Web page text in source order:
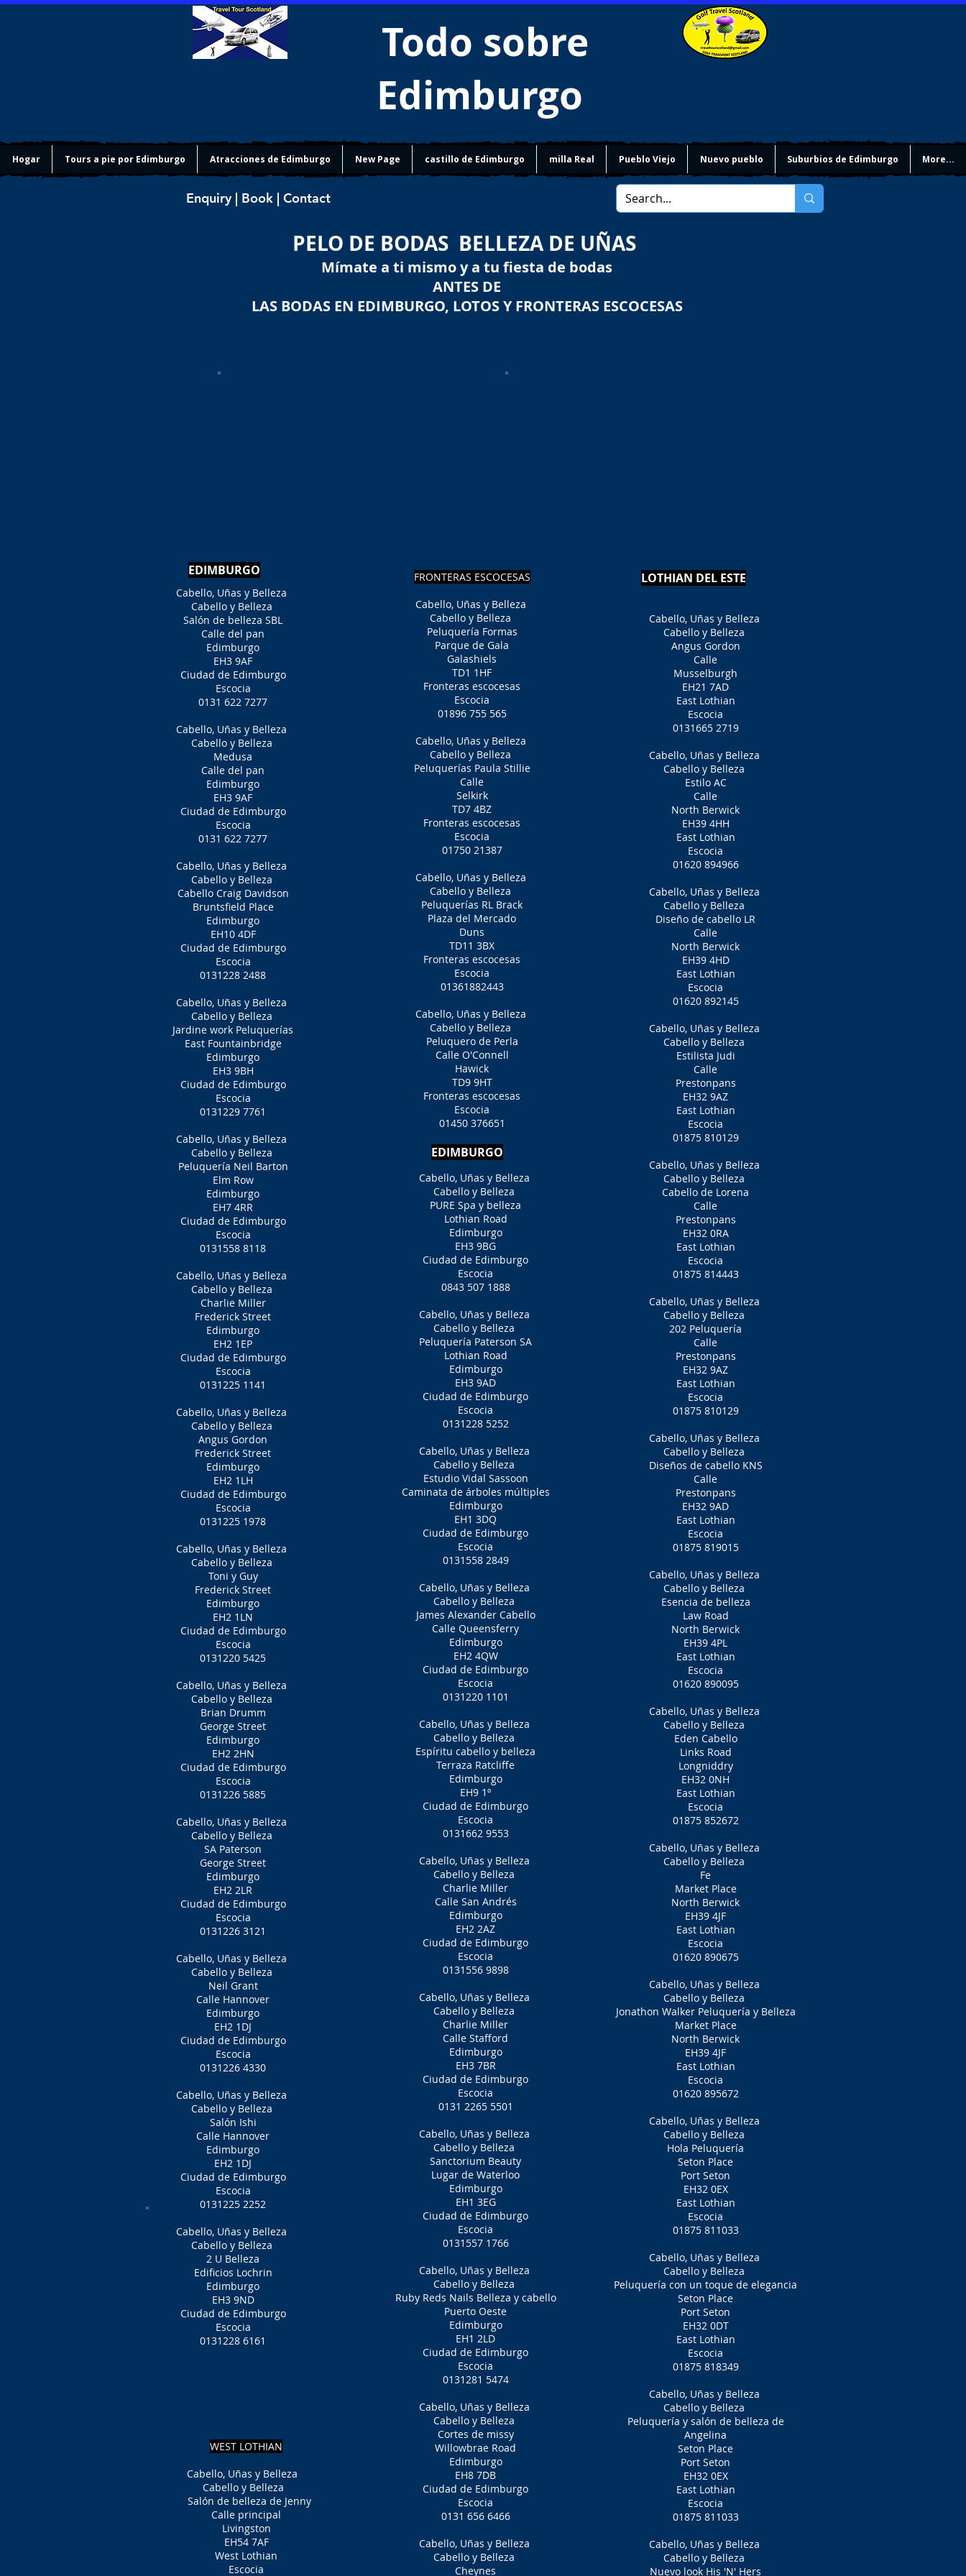
Todo sobre
Edimburgo
Hogar Tours a pie por Edimburgo Atracciones de Edimburgo New Page castillo de Edimburgo milla Real Pueblo Viejo Nuevo pueblo Suburbios de Edimburgo More...
Enquiry | Book | Contact
PELO DE BODAS BELLEZA DE UÑAS
Mímate a ti mismo y a tu fiesta de bodas
ANTES DE
LAS BODAS EN EDIMBURGO, LOTOS Y FRONTERAS ESCOCESAS
EDIMBURGO
Cabello, Uñas y Belleza
Cabello y Belleza
Salón de belleza SBL
Calle del pan
Edimburgo
EH3 9AF
Ciudad de Edimburgo
Escocia
0131 622 7277
Cabello, Uñas y Belleza
Cabello y Belleza
Medusa
Calle del pan
Edimburgo
EH3 9AF
Ciudad de Edimburgo
Escocia
0131 622 7277
Cabello, Uñas y Belleza
Cabello y Belleza
Cabello Craig Davidson
Bruntsfield Place
Edimburgo
EH10 4DF
Ciudad de Edimburgo
Escocia
0131228 2488
Cabello, Uñas y Belleza
Cabello y Belleza
Jardine work Peluquerías
East Fountainbridge
Edimburgo
EH3 9BH
Ciudad de Edimburgo
Escocia
0131229 7761
Cabello, Uñas y Belleza
Cabello y Belleza
Peluquería Neil Barton
Elm Row
Edimburgo
EH7 4RR
Ciudad de Edimburgo
Escocia
0131558 8118
Cabello, Uñas y Belleza
Cabello y Belleza
Charlie Miller
Frederick Street
Edimburgo
EH2 1EP
Ciudad de Edimburgo
Escocia
0131225 1141
Cabello, Uñas y Belleza
Cabello y Belleza
Angus Gordon
Frederick Street
Edimburgo
EH2 1LH
Ciudad de Edimburgo
Escocia
0131225 1978
Cabello, Uñas y Belleza
Cabello y Belleza
Toni y Guy
Frederick Street
Edimburgo
EH2 1LN
Ciudad de Edimburgo
Escocia
0131220 5425
Cabello, Uñas y Belleza
Cabello y Belleza
Brian Drumm
George Street
Edimburgo
EH2 2HN
Ciudad de Edimburgo
Escocia
0131226 5885
Cabello, Uñas y Belleza
Cabello y Belleza
SA Paterson
George Street
Edimburgo
EH2 2LR
Ciudad de Edimburgo
Escocia
0131226 3121
Cabello, Uñas y Belleza
Cabello y Belleza
Neil Grant
Calle Hannover
Edimburgo
EH2 1DJ
Ciudad de Edimburgo
Escocia
0131226 4330
Cabello, Uñas y Belleza
Cabello y Belleza
Salón Ishi
Calle Hannover
Edimburgo
EH2 1DJ
Ciudad de Edimburgo
Escocia
0131225 2252
Cabello, Uñas y Belleza
Cabello y Belleza
2 U Belleza
Edificios Lochrin
Edimburgo
EH3 9ND
Ciudad de Edimburgo
Escocia
0131228 6161
WEST LOTHIAN
Cabello, Uñas y Belleza
Cabello y Belleza
Salón de belleza de Jenny
Calle principal
Livingston
EH54 7AF
West Lothian
Escocia
FRONTERAS ESCOCESAS
Cabello, Uñas y Belleza
Cabello y Belleza
Peluquería Formas
Parque de Gala
Galashiels
TD1 1HF
Fronteras escocesas
Escocia
01896 755 565
Cabello, Uñas y Belleza
Cabello y Belleza
Peluquerías Paula Stillie
Calle
Selkirk
TD7 4BZ
Fronteras escocesas
Escocia
01750 21387
Cabello, Uñas y Belleza
Cabello y Belleza
Peluquerías RL Brack
Plaza del Mercado
Duns
TD11 3BX
Fronteras escocesas
Escocia
01361882443
Cabello, Uñas y Belleza
Cabello y Belleza
Peluquero de Perla
Calle O'Connell
Hawick
TD9 9HT
Fronteras escocesas
Escocia
01450 376651
EDIMBURGO
Cabello, Uñas y Belleza
Cabello y Belleza
PURE Spa y belleza
Lothian Road
Edimburgo
EH3 9BG
Ciudad de Edimburgo
Escocia
0843 507 1888
Cabello, Uñas y Belleza
Cabello y Belleza
Peluquería Paterson SA
Lothian Road
Edimburgo
EH3 9AD
Ciudad de Edimburgo
Escocia
0131228 5252
Cabello, Uñas y Belleza
Cabello y Belleza
Estudio Vidal Sassoon
Caminata de árboles múltiples
Edimburgo
EH1 3DQ
Ciudad de Edimburgo
Escocia
0131558 2849
Cabello, Uñas y Belleza
Cabello y Belleza
James Alexander Cabello
Calle Queensferry
Edimburgo
EH2 4QW
Ciudad de Edimburgo
Escocia
0131220 1101
Cabello, Uñas y Belleza
Cabello y Belleza
Espíritu cabello y belleza
Terraza Ratcliffe
Edimburgo
EH9 1º
Ciudad de Edimburgo
Escocia
0131662 9553
Cabello, Uñas y Belleza
Cabello y Belleza
Charlie Miller
Calle San Andrés
Edimburgo
EH2 2AZ
Ciudad de Edimburgo
Escocia
0131556 9898
Cabello, Uñas y Belleza
Cabello y Belleza
Charlie Miller
Calle Stafford
Edimburgo
EH3 7BR
Ciudad de Edimburgo
Escocia
0131 2265 5501
Cabello, Uñas y Belleza
Cabello y Belleza
Sanctorium Beauty
Lugar de Waterloo
Edimburgo
EH1 3EG
Ciudad de Edimburgo
Escocia
0131557 1766
Cabello, Uñas y Belleza
Cabello y Belleza
Ruby Reds Nails Belleza y cabello
Puerto Oeste
Edimburgo
EH1 2LD
Ciudad de Edimburgo
Escocia
0131281 5474
Cabello, Uñas y Belleza
Cabello y Belleza
Cortes de missy
Willowbrae Road
Edimburgo
EH8 7DB
Ciudad de Edimburgo
Escocia
0131 656 6466
Cabello, Uñas y Belleza
Cabello y Belleza
Cheynes
LOTHIAN DEL ESTE
Cabello, Uñas y Belleza
Cabello y Belleza
Angus Gordon
Calle
Musselburgh
EH21 7AD
East Lothian
Escocia
0131665 2719
Cabello, Uñas y Belleza
Cabello y Belleza
Estilo AC
Calle
North Berwick
EH39 4HH
East Lothian
Escocia
01620 894966
Cabello, Uñas y Belleza
Cabello y Belleza
Diseño de cabello LR
Calle
North Berwick
EH39 4HD
East Lothian
Escocia
01620 892145
Cabello, Uñas y Belleza
Cabello y Belleza
Estilista Judi
Calle
Prestonpans
EH32 9AZ
East Lothian
Escocia
01875 810129
Cabello, Uñas y Belleza
Cabello y Belleza
Cabello de Lorena
Calle
Prestonpans
EH32 0RA
East Lothian
Escocia
01875 814443
Cabello, Uñas y Belleza
Cabello y Belleza
202 Peluquería
Calle
Prestonpans
EH32 9AZ
East Lothian
Escocia
01875 810129
Cabello, Uñas y Belleza
Cabello y Belleza
Diseños de cabello KNS
Calle
Prestonpans
EH32 9AD
East Lothian
Escocia
01875 819015
Cabello, Uñas y Belleza
Cabello y Belleza
Esencia de belleza
Law Road
North Berwick
EH39 4PL
East Lothian
Escocia
01620 890095
Cabello, Uñas y Belleza
Cabello y Belleza
Eden Cabello
Links Road
Longniddry
EH32 0NH
East Lothian
Escocia
01875 852672
Cabello, Uñas y Belleza
Cabello y Belleza
Fe
Market Place
North Berwick
EH39 4JF
East Lothian
Escocia
01620 890675
Cabello, Uñas y Belleza
Cabello y Belleza
Jonathon Walker Peluquería y Belleza
Market Place
North Berwick
EH39 4JF
East Lothian
Escocia
01620 895672
Cabello, Uñas y Belleza
Cabello y Belleza
Hola Peluquería
Seton Place
Port Seton
EH32 0EX
East Lothian
Escocia
01875 811033
Cabello, Uñas y Belleza
Cabello y Belleza
Peluquería con un toque de elegancia
Seton Place
Port Seton
EH32 0DT
East Lothian
Escocia
01875 818349
Cabello, Uñas y Belleza
Cabello y Belleza
Peluquería y salón de belleza de
Angelina
Seton Place
Port Seton
EH32 0EX
East Lothian
Escocia
01875 811033
Cabello, Uñas y Belleza
Cabello y Belleza
Nuevo look His 'N' Hers